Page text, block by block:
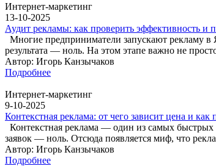
Интернет-маркетинг
13-10-2025
Аудит рекламы: как проверить эффективность и
Многие предприниматели запускают рекламу в
результата — ноль. На этом этапе важно не
Автор: Игорь Канзычаков
Подробнее
Интернет-маркетинг
9-10-2025
Контекстная реклама: от чего зависит цена и как
Контекстная реклама — один из самых быстрых
заявок — ноль. Отсюда появляется миф, что
Автор: Игорь Канзычаков
Подробнее